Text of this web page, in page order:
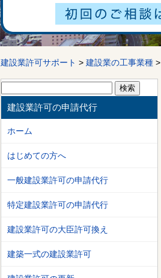
建設業許可サポート > 建設業の工事業種
索:建設業許可の申請代行
ホーム
はじめての方へ
一般建設業許可の申請代行
特定建設業許可の申請代行
建設業許可の大臣許可換え
建築一式の建設業許可